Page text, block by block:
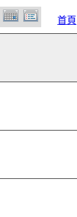
首頁